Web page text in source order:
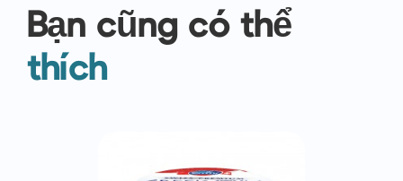
Bạn cũng có thể
thích